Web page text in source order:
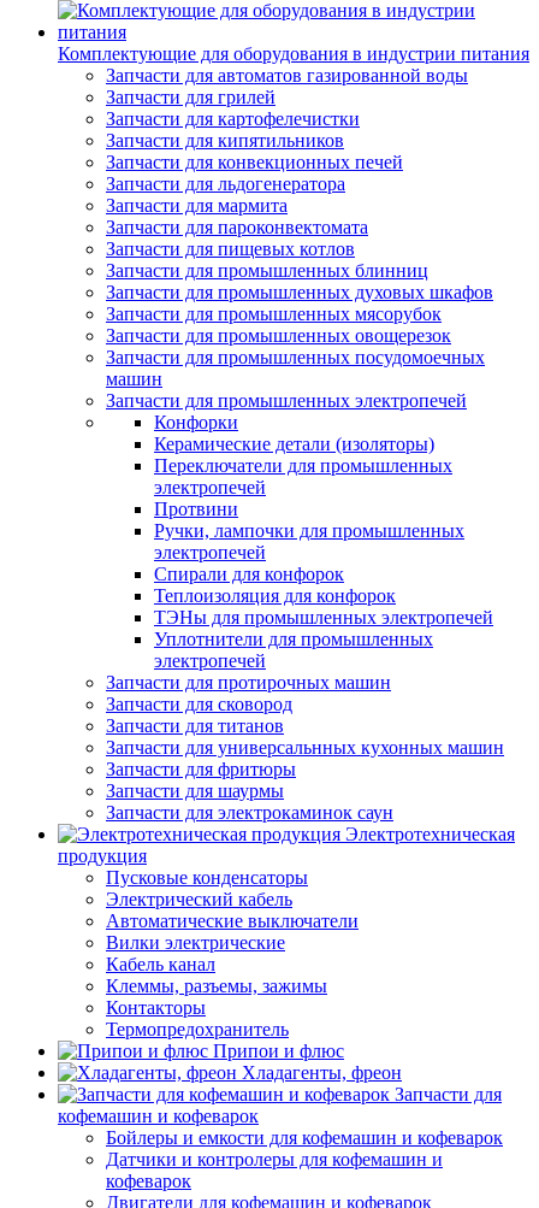
Комплектующие для оборудования в индустрии питания
Запчасти для автоматов газированной воды
Запчасти для грилей
Запчасти для картофелечистки
Запчасти для кипятильников
Запчасти для конвекционных печей
Запчасти для льдогенератора
Запчасти для мармита
Запчасти для пароконвектомата
Запчасти для пищевых котлов
Запчасти для промышленных блинниц
Запчасти для промышленных духовых шкафов
Запчасти для промышленных мясорубок
Запчасти для промышленных овощерезок
Запчасти для промышленных посудомоечных
машин
Запчасти для промышленных электропечей
Конфорки
Керамические детали (изоляторы)
Переключатели для промышленных
электропечей
Протвини
Ручки, лампочки для промышленных
электропечей
Спирали для конфорок
Теплоизоляция для конфорок
ТЭНы для промышленных электропечей
Уплотнители для промышленных
электропечей
Запчасти для протирочных машин
Запчасти для сковород
Запчасти для титанов
Запчасти для универсальнных кухонных машин
Запчасти для фритюры
Запчасти для шаурмы
Запчасти для электрокаминок саун
Электротехническая
продукция
Пусковые конденсаторы
Электрический кабель
Автоматические выключатели
Вилки электрические
Кабель канал
Клеммы, разъемы, зажимы
Контакторы
Термопредохранитель
Припои и флюс
Хладагенты, фреон
Запчасти для
кофемашин и кофеварок
Бойлеры и емкости для кофемашин и кофеварок
Датчики и контролеры для кофемашин и
кофеварок
Двигатели для кофемашин и кофеварок